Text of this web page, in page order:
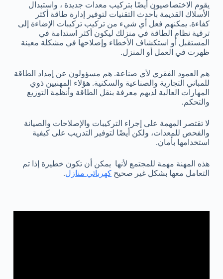
يقوم الاختصاصيون أيضًا بتركيب معدات جديدة ، واستبدال
الأسلاك القديمة بأحدث التقنيات لتوفير إدارة طاقة أكثر
كفاءة. يمكنهم فعل أي شيء من تركيب تركيبات الإضاءة إلى
ترقية نظام الطاقة في منزلك ليكون أكثر استدامة في
المستقبل أو استكشاف الأخطاء وإصلاحها في مشكلة معينة
ظهرت في العمل أو المنزل.
هم العمود الفقري لأي صناعة. هم مسؤولون عن إمداد الطاقة
للمباني التجارية والصناعية والسكنية. هؤلاء المهنيين ذوي
المهارات العالية لديهم معرفة بنقل الطاقة وأنظمة التوزيع
والتحكم.
لا تقتصر المهمة على إجراء التركيبات والإصلاحات والصيانة
والفحص للمعدات، ولكن أيضًا لتوفير التدريب على كيفية
استخدامها بأمان.
هذه المهنة مهمة للمجتمع لأنها يمكن أن تكون خطيرة إذا تم
التعامل معها بشكل غير صحيح كهربائي منازل.